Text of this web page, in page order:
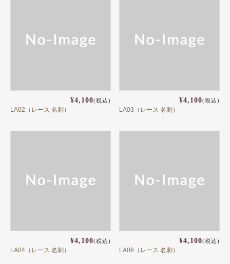
¥4,100(税込)
LA02（レース 名刺）
¥4,100(税込)
LA03（レース 名刺）
¥4,100(税込)
LA04（レース 名刺）
¥4,100(税込)
LA06（レース 名刺）